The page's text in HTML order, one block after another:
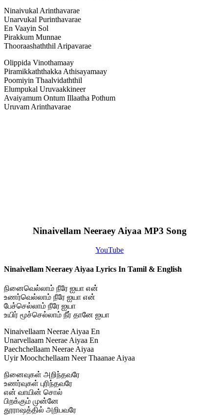
Ninaivukal Arinthavarae
Unarvukal Purinthavarae
En Vaayin Sol
Pirakkum Munnae
Thooraashaththil Aripavarae
Olippida Vinothamaay
Piramikkaththakka Athisayamaay
Poomiyin Thaalvidaththil
Elumpukal Uruvaakkineer
Avaiyamum Ontum Illaatha Pothum
Uruvam Arinthavarae
Ninaivellam Neeraey Aiyaa MP3 Song
YouTube
Ninaivellam Neeraey Aiyaa Lyrics In Tamil & English
நினைவெல்லாம் நீரே ஐயா என்
உணர்வெல்லாம் நீரே ஐயா என்
பேச்செல்லாம் நீரே ஐயா
உயிர் மூச்செல்லாம் நீர் தானே ஐயா
Ninaivellaam Neerae Aiyaa En
Unarvellaam Neerae Aiyaa En
Paechchellaam Neerae Aiyaa
Uyir Moochchellaam Neer Thaanae Aiyaa
நினைவுகள் அறிந்தவரே
உணர்வுகள் புரிந்தவரே
என் வாயின் சொல்
பிறக்கும் முன்னே
தூராஷத்தில் அறிபவரே